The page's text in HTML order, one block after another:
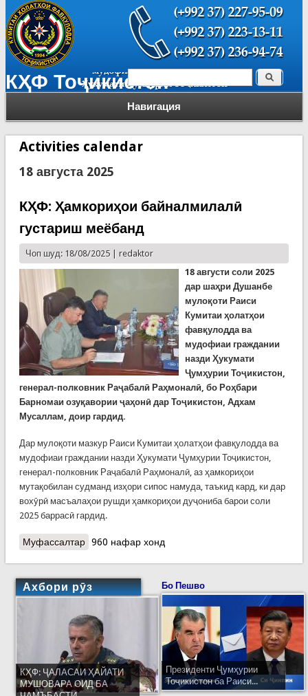
КҲФ Тоҷикистон
Навигация
Форма поиска Поиск
Activities calendar
18 августа 2025
КҲФ: Ҳамкориҳои байналмилалӣ
густариш меёбанд
Чоп шуд: 18/08/2025 | redaktor
18 августи соли 2025
дар шаҳри Душанбе
мулоқоти Раиси
Кумитаи ҳолатҳои
фавқулодда ва
мудофиаи граждании
назди Ҳукумати
Ҷумҳурии Тоҷикистон,
генерал-полковник Раҷабалӣ Раҳмоналӣ, бо Роҳбари
Барномаи озуқавории ҷаҳонӣ дар Тоҷикистон, Адхам
Мусаллам, доир гардид.
Дар мулоқоти мазкур Раиси Кумитаи ҳолатҳои фавқулодда ва
мудофиаи граждании назди Ҳукумати Ҷумҳурии Тоҷикистон,
генерал-полковник Раҷабалӣ Раҳмоналӣ, аз ҳамкориҳои
мутақобилан судманд изҳори сипос намуда, таъкид кард, ки дар
вохӯрӣ масъалаҳои рушди ҳамкориҳои дуҷониба барои соли
2025 баррасӣ гардид.
Муфассалтаро КҲФ: Ҳамкориҳои байналмилалӣ густариш
960 нафар хонд
Ахбори рӯз
КҲФ: ҶАЛАСАИ ҲАЙАТИ
МУШОВАРА ОИД БА
Бо Пешво
Президенти Ҷумҳурии
Тоҷикистон ба Раиси...